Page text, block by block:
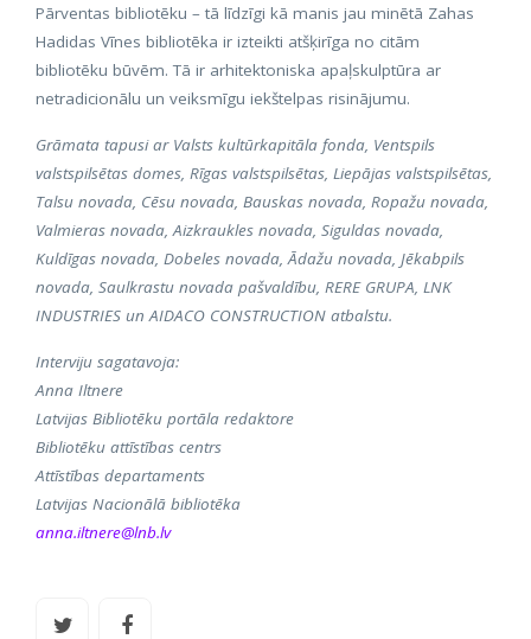
Pārventas bibliotēku – tā līdzīgi kā manis jau minētā Zahas
Hadidas Vīnes bibliotēka ir izteikti atšķirīga no citām
bibliotēku būvēm. Tā ir arhitektoniska apaļskulptūra ar
netradicionālu un veiksmīgu iekštelpas risinājumu.
Grāmata tapusi ar Valsts kultūrkapitāla fonda, Ventspils
valstspilsētas domes, Rīgas valstspilsētas, Liepājas valstspilsētas,
Talsu novada, Cēsu novada, Bauskas novada, Ropažu novada,
Valmieras novada, Aizkraukles novada, Siguldas novada,
Kuldīgas novada, Dobeles novada, Ādažu novada, Jēkabpils
novada, Saulkrastu novada pašvaldību, RERE GRUPA, LNK
INDUSTRIES un AIDACO CONSTRUCTION atbalstu.
Interviju sagatavoja:
Anna Iltnere
Latvijas Bibliotēku portāla redaktore
Bibliotēku attīstības centrs
Attīstības departaments
Latvijas Nacionālā bibliotēka
anna.iltnere@lnb.lv